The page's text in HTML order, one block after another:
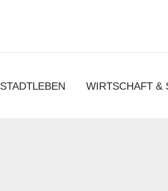
STADTLEBEN WIRTSCHAFT &